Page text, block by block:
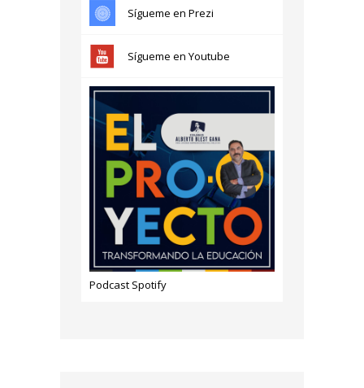
Sígueme en Prezi
Sígueme en Youtube
Podcast Spotify